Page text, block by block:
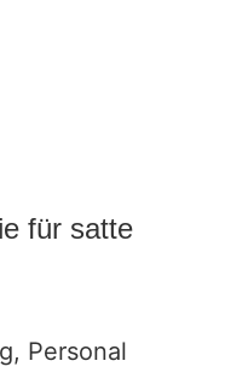
für satte
, Personal